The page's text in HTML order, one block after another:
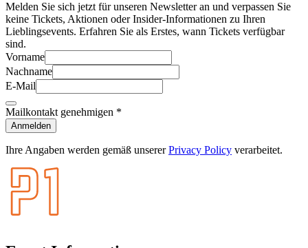
Melden Sie sich jetzt für unseren Newsletter an und verpassen Sie
keine Tickets, Aktionen oder Insider-Informationen zu Ihren
Lieblingsevents. Erfahren Sie als Erstes, wann Tickets verfügbar
sind.
Vorname
Nachname
E-Mail
Mailkontakt genehmigen *
Anmelden
Ihre Angaben werden gemäß unsererPrivacy Policy verarbeitet.